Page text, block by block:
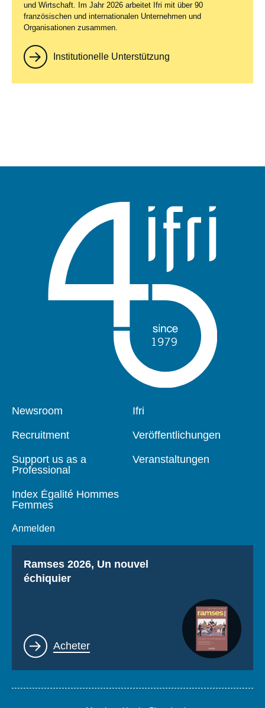
und Wirtschaft. Im Jahr 2026 arbeitet Ifri mit über 90
französischen und internationalen Unternehmen und
Organisationen zusammen.
Institutionelle Unterstützung
Pied
Newsroom
Recruitment
Support us as a
Professional
Index Égalité Hommes
Femmes
Anmelden
Navigation
Ifri
Veröffentlichungen
Veranstaltungen
Titre
Ramses 2026, Un nouvel
échiquier
Lien
Acheter